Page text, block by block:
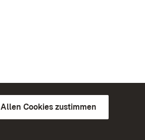
Allen Cookies zustimmen